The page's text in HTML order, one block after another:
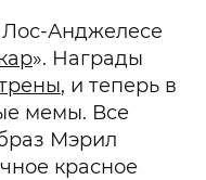
Лос-Анджелесе
». Награды
, и теперь в
мемы. Все
Мэрил
красное